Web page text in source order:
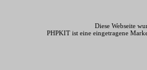
Diese Webseite
PHPKIT ist eine eingetragene